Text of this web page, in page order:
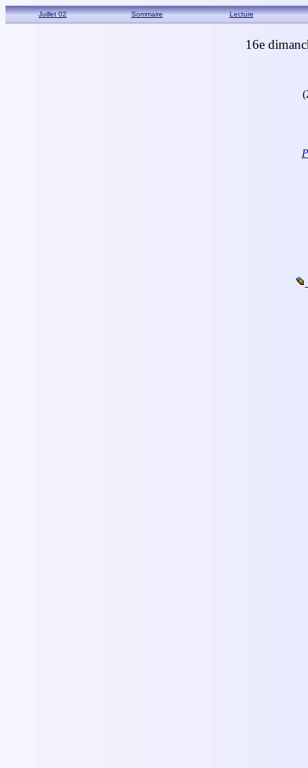
Juillet 02 Sommaire Lecture
16e